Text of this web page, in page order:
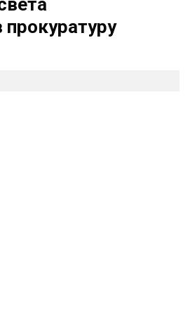
прокуратуру